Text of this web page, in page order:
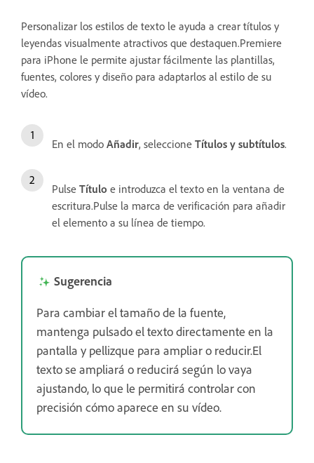
Personalizar los estilos de texto le ayuda a crear títulos y
leyendas visualmente atractivos que destaquen.Premiere
para iPhone le permite ajustar fácilmente las plantillas,
fuentes, colores y diseño para adaptarlos al estilo de su
vídeo.
En el modo Añadir, seleccione Títulos y subtítulos.
Pulse Título e introduzca el texto en la ventana de
escritura.Pulse la marca de verificación para añadir
el elemento a su línea de tiempo.
Sugerencia
Para cambiar el tamaño de la fuente,
mantenga pulsado el texto directamente en la
pantalla y pellizque para ampliar o reducir.El
texto se ampliará o reducirá según lo vaya
ajustando, lo que le permitirá controlar con
precisión cómo aparece en su vídeo.